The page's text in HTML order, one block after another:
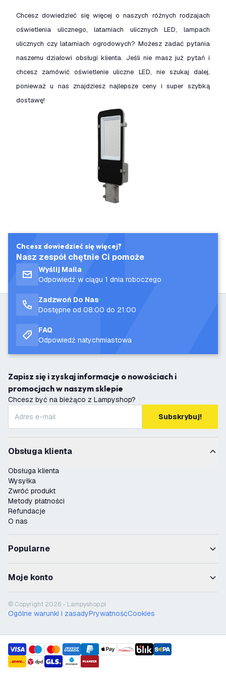
Chcesz dowiedzieć się więcej o naszych różnych rodzajach
oświetlenia ulicznego, latarniach ulicznych LED, lampach
ulicznych czy latarniach ogrodowych? Możesz zadać pytania
naszemu działowi obsługi klienta. Jeśli nie masz już pytań i
chcesz zamówić oświetlenie uliczne LED, nie szukaj dalej,
ponieważ u nas znajdziesz najlepsze ceny i super szybką
dostawę!
Chcesz dowiedzieć się więcej?
Nasz zespół chętnie Ci pomoże
Wyślij Maila
Odpowiedź w ciągu 1 dnia roboczego
Zadzwoń Do Nas
Dostępne od 08:00 do 21:00
FAQ
Odpowiedź natychmiastowa
Zapisz się i zyskaj informacje o nowościach i
promocjach w naszym sklepie
Chcesz być na bieżąco z Lampyshop?
Subskrybuj!
Obsługa klienta
Obsługa klienta
Wysyłka
Zwróć produkt
Metody płatności
Refundacje
O nas
Popularne
Moje konto
© Copyright 2026 - Lampyshop.pl
Ogólne warunki i zasadyPrywatnośćCookies
payment methods
shipment methods